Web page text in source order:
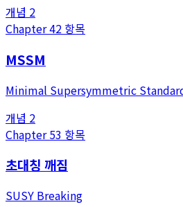
개념 2
Chapter42 항목
MSSM
Minimal Supersymmetric
개념 2
Chapter53 항목
초대칭 깨짐
SUSY Breaking